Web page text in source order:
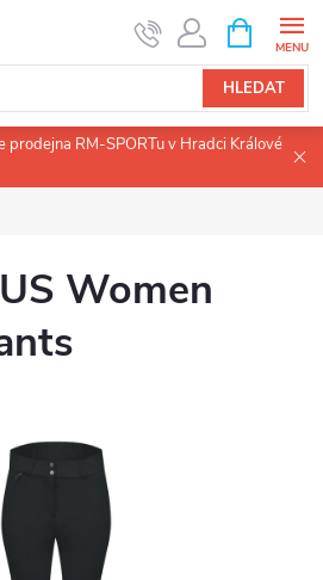
HLEDAT
NÁKUPNÍ
KOŠÍK
prodejna RM-SPORTu v Hradci Králové
Women